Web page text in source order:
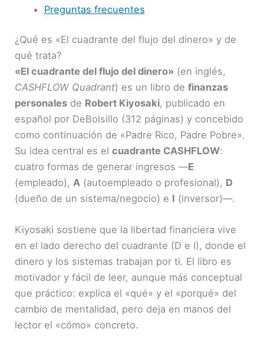
Preguntas frecuentes
¿Qué es «El cuadrante del flujo del dinero» y de
qué trata?
«El cuadrante del flujo del dinero» (en inglés,
CASHFLOW Quadrant) es un libro definanzas
personales de Robert Kiyosaki, publicado en
español por DeBolsillo (312 páginas) y concebido
como continuación de «Padre Rico, Padre Pobre».
Su idea central es elcuadrante CASHFLOW:
cuatro formas de generar ingresos —E
(empleado),A (autoempleado o profesional), D
(dueño de un sistema/negocio) e I (inversor)—.
Kiyosaki sostiene que la libertad financiera vive
en el lado derecho del cuadrante (D e I), donde el
dinero y los sistemas trabajan por ti. El libro es
motivador y fácil de leer, aunque más conceptual
que práctico: explica el «qué» y el «porqué» del
cambio de mentalidad, pero deja en manos del
lector el «cómo» concreto.